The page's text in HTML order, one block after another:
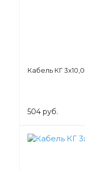
Кабель КГ
504 руб.